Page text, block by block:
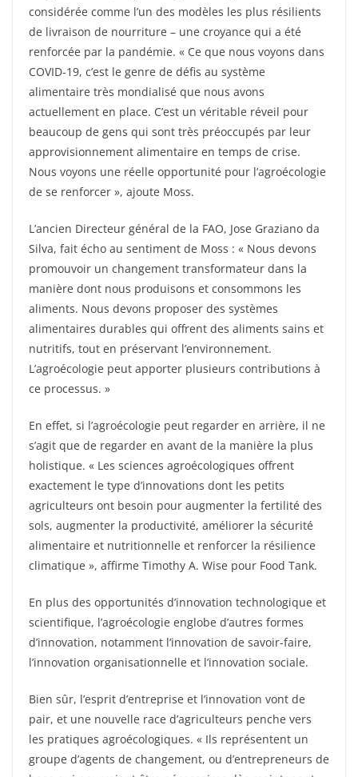
considérée comme l’un des modèles les plus résilients
de livraison de nourriture – une croyance qui a été
renforcée par la pandémie. « Ce que nous voyons dans
COVID-19, c’est le genre de défis au système
alimentaire très mondialisé que nous avons
actuellement en place. C’est un véritable réveil pour
beaucoup de gens qui sont très préoccupés par leur
approvisionnement alimentaire en temps de crise.
Nous voyons une réelle opportunité pour l’agroécologie
de se renforcer », ajoute Moss.
L’ancien Directeur général de la FAO, Jose Graziano da
Silva, fait écho au sentiment de Moss : « Nous devons
promouvoir un changement transformateur dans la
manière dont nous produisons et consommons les
aliments. Nous devons proposer des systèmes
alimentaires durables qui offrent des aliments sains et
nutritifs, tout en préservant l’environnement.
L’agroécologie peut apporter plusieurs contributions à
ce processus. »
En effet, si l’agroécologie peut regarder en arrière, il ne
s’agit que de regarder en avant de la manière la plus
holistique. « Les sciences agroécologiques offrent
exactement le type d’innovations dont les petits
agriculteurs ont besoin pour augmenter la fertilité des
sols, augmenter la productivité, améliorer la sécurité
alimentaire et nutritionnelle et renforcer la résilience
climatique », affirme Timothy A. Wise pour Food Tank.
En plus des opportunités d’innovation technologique et
scientifique, l’agroécologie englobe d’autres formes
d’innovation, notamment l’innovation de savoir-faire,
l’innovation organisationnelle et l’innovation sociale.
Bien sûr, l’esprit d’entreprise et l’innovation vont de
pair, et une nouvelle race d’agriculteurs penche vers
les pratiques agroécologiques. « Ils représentent un
groupe d’agents de changement, ou d’entrepreneurs de